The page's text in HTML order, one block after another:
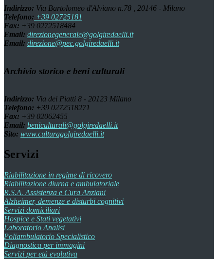
Indirizzo: Via Bartolomeo d'Alviano n.78 , 20146 - Milano
Telefono: +39 02725181
Fax: +39 0272518484
Email: direzionegenerale@golgiredaelli.it
Email: direzione@pec.golgiredaelli.it
Archivio storico e beni culturali
Indirizzo: Via dei Piatti 8 - 20123 Milano
Telefono: +39 0272518271
Fax: +39 02062455
Email: beniculturali@golgiredaelli.it
Sito: www.culturagolgiredaelli.it
Servizi
Riabilitazione in regime di ricovero
Riabilitazione diurna e ambulatoriale
R.S.A. Assistenza e Cura Anziani
Alzheimer, demenze e disturbi cognitivi
Servizi domiciliari
Hospice e Stati vegetativi
Laboratorio Analisi
Poliambulatorio Specialistico
Diagnostica per immagini
Servizi per età evolutiva